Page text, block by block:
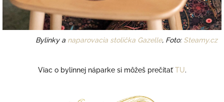
Bylinky a naparovacia stolička Gazelle, Foto: Steamy.cz
Viac o bylinnej náparke si môžeš prečítaťTU.